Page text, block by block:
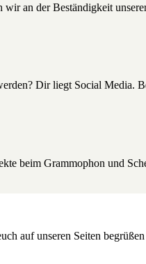
an der Beständigkeit
Dir liegt Social Media.
beim Grammophon und
auf unseren Seiten